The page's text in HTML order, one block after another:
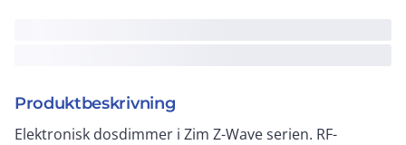
Produktbeskrivning
Elektronisk dosdimmer i Zim Z-Wave serien. RF-